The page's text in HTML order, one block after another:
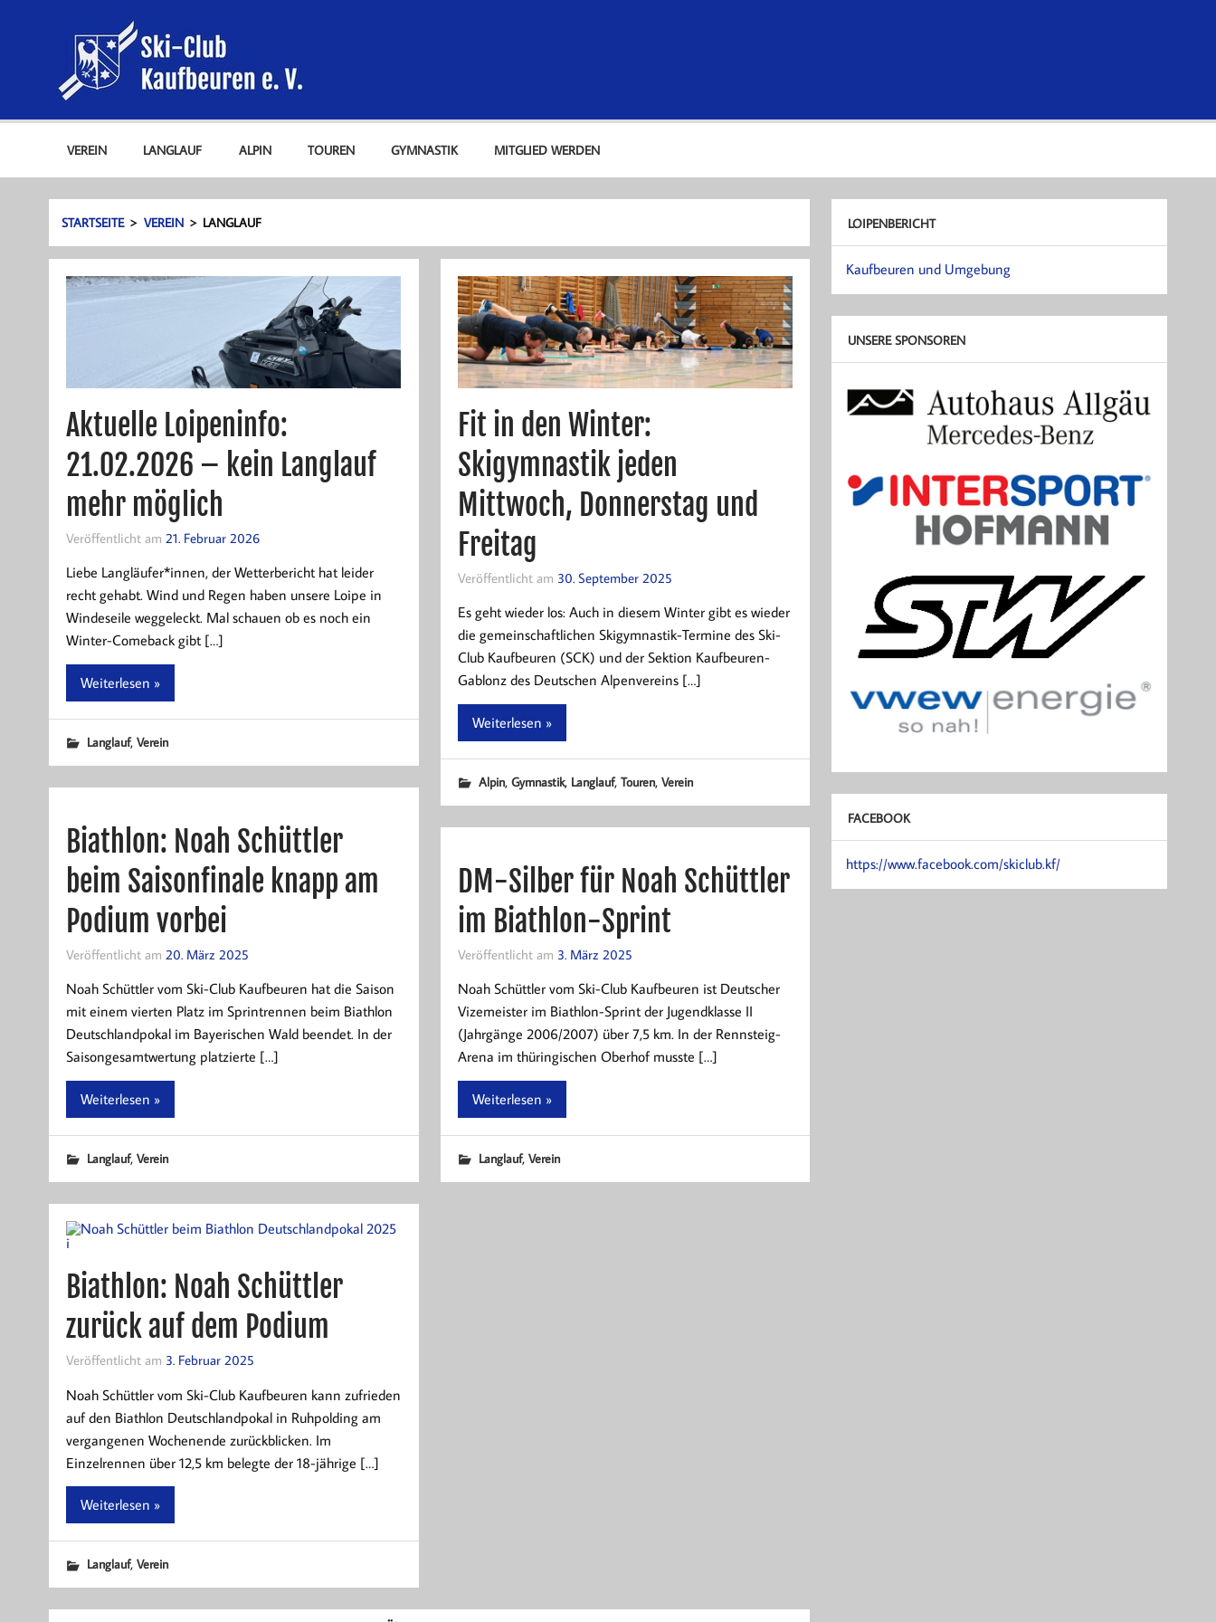
Ski-Club Kaufbeuren e. V.
VEREIN LANGLAUF ALPIN TOUREN GYMNASTIK MITGLIED WERDEN
STARTSEITE VEREIN LANGLAUF
Aktuelle Loipeninfo:
21.02.2026 – kein Langlauf
mehr möglich
Veröffentlicht am 21. Februar 2026
Liebe Langläufer*innen, der Wetterbericht hat leider
recht gehabt. Wind und Regen haben unsere Loipe in
Windeseile weggeleckt. Mal schauen ob es noch ein
Winter-Comeback gibt […]
Weiterlesen »
Langlauf, Verein
Fit in den Winter:
Skigymnastik jeden
Mittwoch, Donnerstag und
Freitag
Veröffentlicht am 30. September 2025
Es geht wieder los: Auch in diesem Winter gibt es wieder
die gemeinschaftlichen Skigymnastik-Termine des Ski-
Club Kaufbeuren (SCK) und der Sektion Kaufbeuren-
Gablonz des Deutschen Alpenvereins […]
Weiterlesen »
Alpin, Gymnastik, Langlauf, Touren, Verein
Biathlon: Noah Schüttler
beim Saisonfinale knapp am
Podium vorbei
Veröffentlicht am 20. März 2025
Noah Schüttler vom Ski-Club Kaufbeuren hat die Saison
mit einem vierten Platz im Sprintrennen beim Biathlon
Deutschlandpokal im Bayerischen Wald beendet. In der
Saisongesamtwertung platzierte […]
Weiterlesen »
Langlauf, Verein
DM-Silber für Noah Schüttler
im Biathlon-Sprint
Veröffentlicht am 3. März 2025
Noah Schüttler vom Ski-Club Kaufbeuren ist Deutscher
Vizemeister im Biathlon-Sprint der Jugendklasse II
(Jahrgänge 2006/2007) über 7,5 km. In der Rennsteig-
Arena im thüringischen Oberhof musste […]
Weiterlesen »
Langlauf, Verein
Biathlon: Noah Schüttler
zurück auf dem Podium
Veröffentlicht am 3. Februar 2025
Noah Schüttler vom Ski-Club Kaufbeuren kann zufrieden
auf den Biathlon Deutschlandpokal in Ruhpolding am
vergangenen Wochenende zurückblicken. Im
Einzelrennen über 12,5 km belegte der 18-jährige […]
Weiterlesen »
Langlauf, Verein
LOIPENBERICHT
Kaufbeuren und Umgebung
UNSERE SPONSOREN
FACEBOOK
https://www.facebook.com/skiclub.kf/